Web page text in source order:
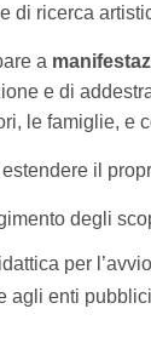
di ricerca
a
e di
le famiglie, e
estendere il
degli
per
agli enti